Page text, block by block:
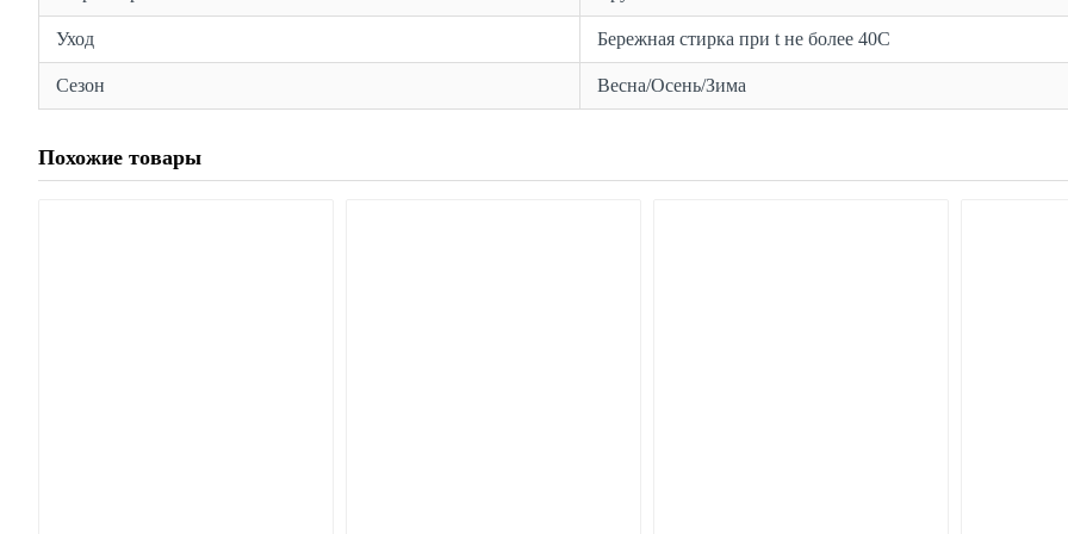
Уход Бережная стирка при t не более 40С
Сезон Весна/Осень/Зима
Похожие товары